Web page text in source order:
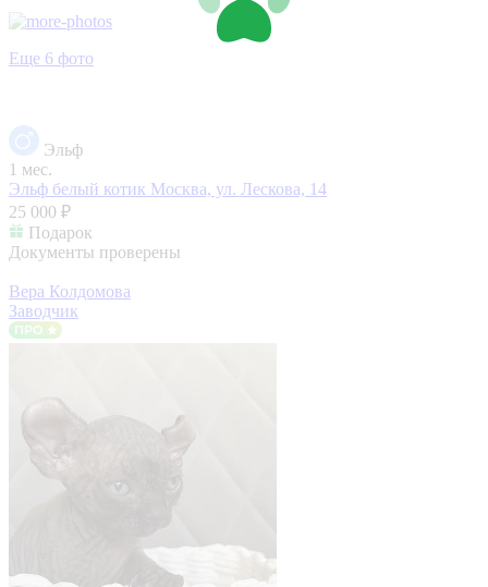
Еще 6 фото
Эльф
1 мес.
Эльф белый котик Москва, ул. Лескова, 14
25 000 ₽
Подарок
Документы проверены
Вера Колдомова
Заводчик